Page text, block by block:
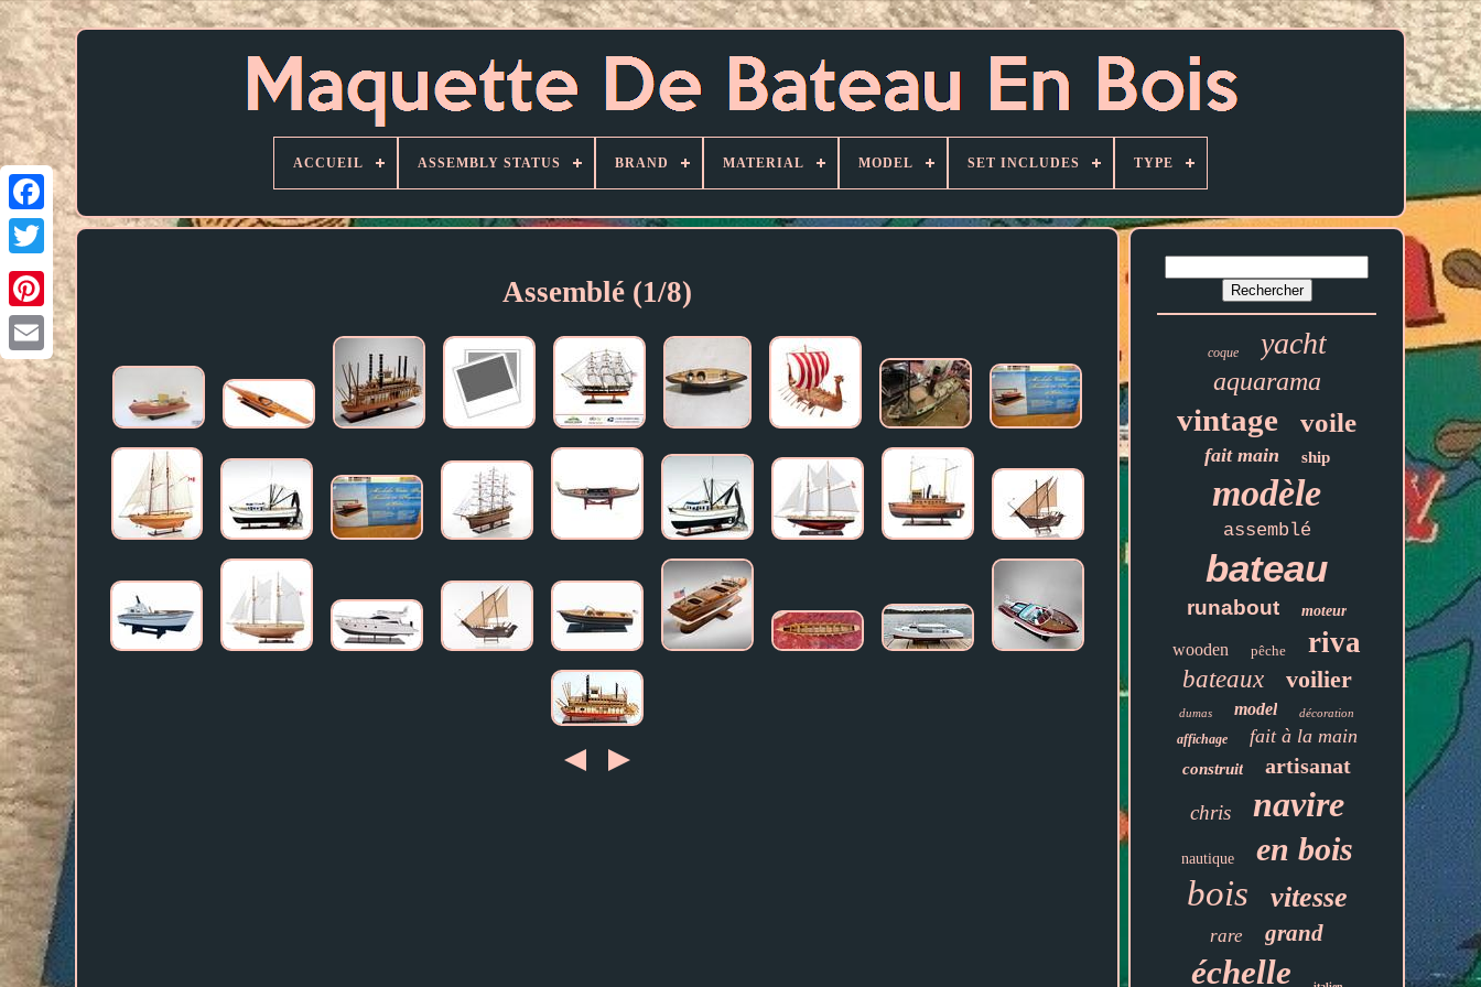
ACCUEIL ASSEMBLY STATUS BRAND MATERIAL MODEL SET INCLUDES TYPE
Assemblé (1/8)
coque yacht
aquarama
vintage voile
fait main ship
modèle
assemblé
bateau
runabout moteur
wooden pêche riva
bateaux voilier
dumas model décoration
affichage fait à la main
construit artisanat
chris navire
nautique en bois
bois vitesse
rare grand
échelle